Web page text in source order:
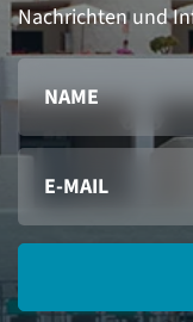
Nachrichten und